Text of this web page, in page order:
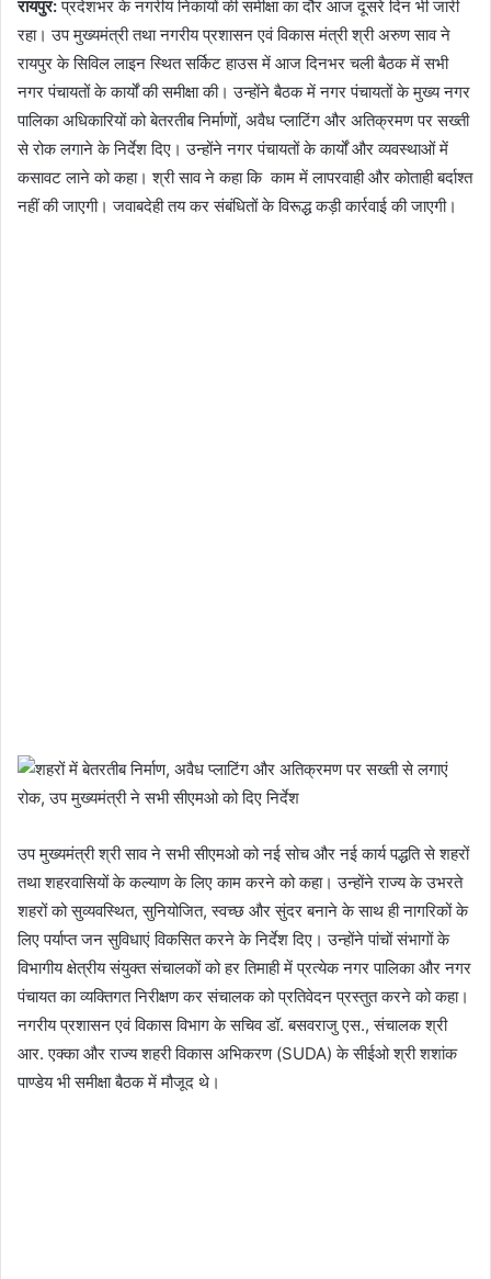
रायपुर:प्रदेशभर के नगरीय निकायों की समीक्षा का दौर आज दूसरे दिन भी जारी
रहा। उप मुख्यमंत्री तथा नगरीय प्रशासन एवं विकास मंत्री श्री अरुण साव ने
रायपुर के सिविल लाइन स्थित सर्किट हाउस में आज दिनभर चली बैठक में सभी
नगर पंचायतों के कार्यों की समीक्षा की। उन्होंने बैठक में नगर पंचायतों के मुख्य नगर
पालिका अधिकारियों को बेतरतीब निर्माणों, अवैध प्लाटिंग और अतिक्रमण पर सख्ती
से रोक लगाने के निर्देश दिए। उन्होंने नगर पंचायतों के कार्यों और व्यवस्थाओं में
कसावट लाने को कहा। श्री साव ने कहा कि काम में लापरवाही और कोताही बर्दाश्त
नहीं की जाएगी। जवाबदेही तय कर संबंधितों के विरूद्ध कड़ी कार्रवाई की जाएगी।
उप मुख्यमंत्री श्री साव ने सभी सीएमओ को नई सोच और नई कार्य पद्धति से शहरों
तथा शहरवासियों के कल्याण के लिए काम करने को कहा। उन्होंने राज्य के उभरते
शहरों को सुव्यवस्थित, सुनियोजित, स्वच्छ और सुंदर बनाने के साथ ही नागरिकों के
लिए पर्याप्त जन सुविधाएं विकसित करने के निर्देश दिए। उन्होंने पांचों संभागों के
विभागीय क्षेत्रीय संयुक्त संचालकों को हर तिमाही में प्रत्येक नगर पालिका और नगर
पंचायत का व्यक्तिगत निरीक्षण कर संचालक को प्रतिवेदन प्रस्तुत करने को कहा।
नगरीय प्रशासन एवं विकास विभाग के सचिव डॉ. बसवराजु एस., संचालक श्री
आर. एक्का और राज्य शहरी विकास अभिकरण (SUDA) के सीईओ श्री शशांक
पाण्डेय भी समीक्षा बैठक में मौजूद थे।